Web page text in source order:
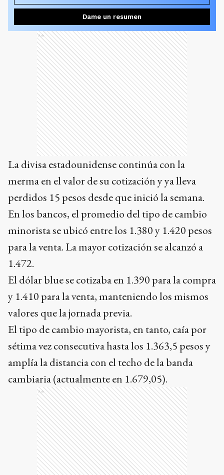
Dame un resumen
Ads
La divisa estadounidense continúa con la
merma en el valor de su cotización y ya lleva
perdidos 15 pesos desde que inició la semana.
En los bancos, el promedio del tipo de cambio
minorista se ubicó entre los 1.380 y 1.420 pesos
para la venta. La mayor cotización se alcanzó a
1.472.
El dólar blue se cotizaba en 1.390 para la compra
y 1.410 para la venta, manteniendo los mismos
valores que la jornada previa.
El tipo de cambio mayorista, en tanto, caía por
sétima vez consecutiva hasta los 1.363,5 pesos y
amplía la distancia con el techo de la banda
cambiaria (actualmente en 1.679,05).
Ads